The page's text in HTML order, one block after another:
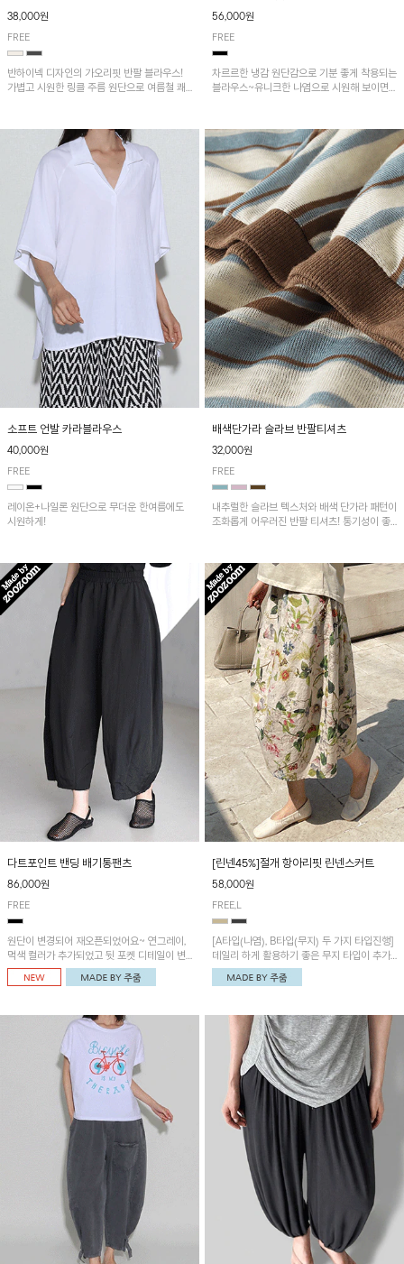
38,000원
FREE
반하이넥 디자인의 가오리핏 반팔 블라우스!
가볍고 시원한 링클 주름 원단으로 여름철 쾌
56,000원
FREE
차르르한 냉감 원단감으로 기분 좋게 착용되는
블라우스~유니크한 나염으로 시원해 보이면
소프트 언발 카라블라우스
40,000원
FREE
레이온+나일론 원단으로 무더운 한여름에도
시원하게!
배색단가라 슬라브 반팔티셔츠
32,000원
FREE
내추럴한 슬라브 텍스처와 배색 단가라 패턴이
조화롭게 어우러진 반팔 티셔츠! 통기성이 좋
다트포인트 밴딩 배기통팬츠
86,000원
FREE
원단이 변경되어 재오픈되었어요~ 연그레이,
먹색 컬러가 추가되었고 뒷 포켓 디테일이 변
경되었습니다~가볍고 시원하게 착용되는 배
기통팬츠! 허리밴딩과 여유로운 통으로 편안해
[린넨45%]절개 항아리핏 린넨스커트
58,000원
FREE,L
[A타입(나염), B타입(무지) 두 가지 타입진행]
데일리 하게 활용하기 좋은 무지 타입이 추가
되었어요~ 볼륨감 있는 항아리핏 실루엣이 유
니크하며 포켓디테일이 POINT!